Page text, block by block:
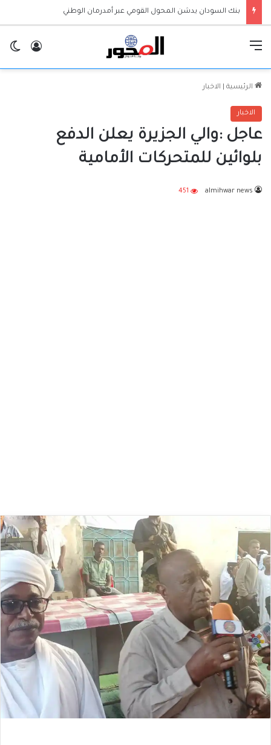
بنك السودان يدشن المحول القومي عبر أمدرمان الوطني
الرئيسية الاخبار
الاخبار
عاجل :والي الجزيرة يعلن الدفع
بلوائين للمتحركات الأمامية
almihwar news
451